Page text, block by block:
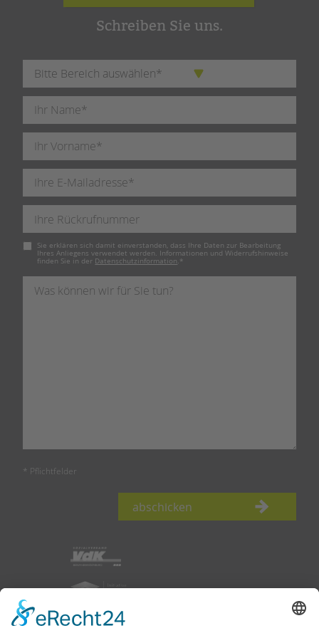
Schreiben Sie uns.
Pflichtfeld
Sie erklären sich damit einverstanden, dass Ihre Daten zur Bearbeitung
Ihres Anliegens verwendet werden. Informationen und Widerrufshinweise
finden Sie in der Datenschutzinformation. *
* Pflichtfelder
abschicken